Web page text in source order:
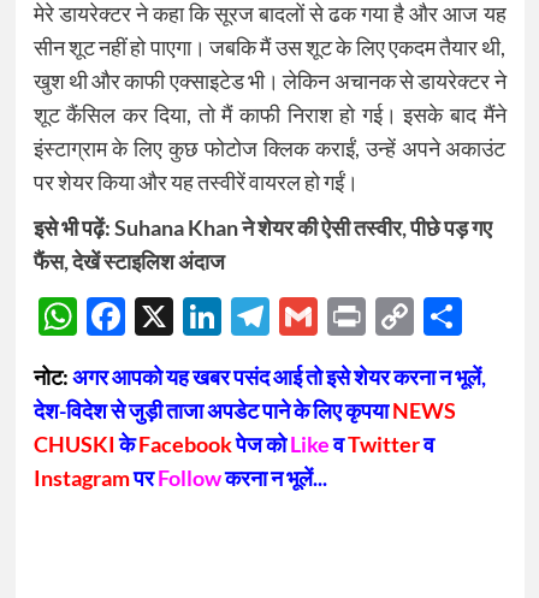
मेरे डायरेक्टर ने कहा कि सूरज बादलों से ढक गया है और आज यह
सीन शूट नहीं हो पाएगा। जबकि मैं उस शूट के लिए एकदम तैयार थी,
खुश थी और काफी एक्साइटेड भी। लेकिन अचानक से डायरेक्टर ने
शूट कैंसिल कर दिया, तो मैं काफी निराश हो गई। इसके बाद मैंने
इंस्टाग्राम के लिए कुछ फोटोज क्लिक कराईं, उन्हें अपने अकाउंट
पर शेयर किया और यह तस्वीरें वायरल हो गईं।
इसे भी पढ़ें:Suhana Khan ने शेयर की ऐसी तस्वीर, पीछे पड़ गए
फैंस, देखें स्टाइलिश अंदाज
WhatsApp
Facebook
X LinkedIn
Telegram
Gmail
Print
Copy
Link
नोट:अगर आपको यह खबर पसंद आई तो इसे शेयर करना न भूलें,
देश-विदेश से जुड़ी ताजा अपडेट पाने के लिए कृपयाNEWS
CHUSKIकेFacebookपेज कोLikeवTwitterव
InstagramपरFollowकरना न भूलें...